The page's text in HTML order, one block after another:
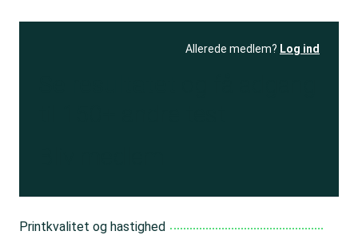
Allerede medlem? Log ind
Printkvalitet og hastighed